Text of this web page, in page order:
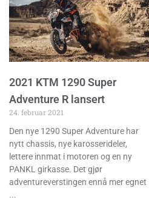
2021 KTM 1290 Super
Adventure R lansert
24. februar 2021
Den nye 1290 Super Adventure har
nytt chassis, nye karosserideler,
lettere innmat i motoren og en ny
PANKL girkasse. Det gjør
adventureverstingen ennå mer egnet